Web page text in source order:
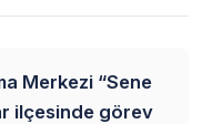
Merkezi “Sene
ilçesinde görev